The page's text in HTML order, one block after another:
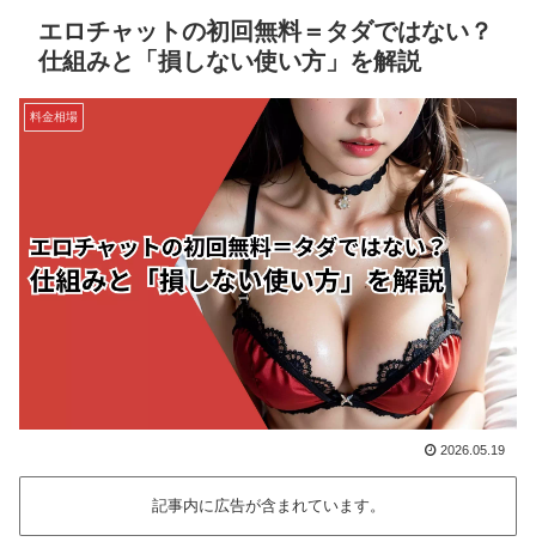
エロチャットの初回無料＝タダではない？
仕組みと「損しない使い方」を解説
料金相場
2026.05.19
記事内に広告が含まれています。